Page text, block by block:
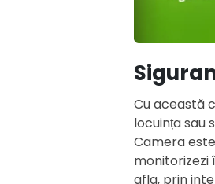
Cu această
locuința sau
Camera
monitorizezi
afla, prin